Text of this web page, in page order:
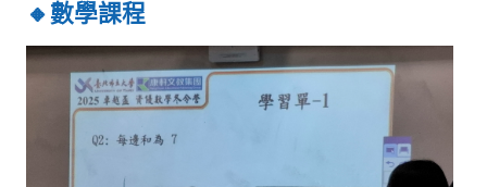
🔸數學課程